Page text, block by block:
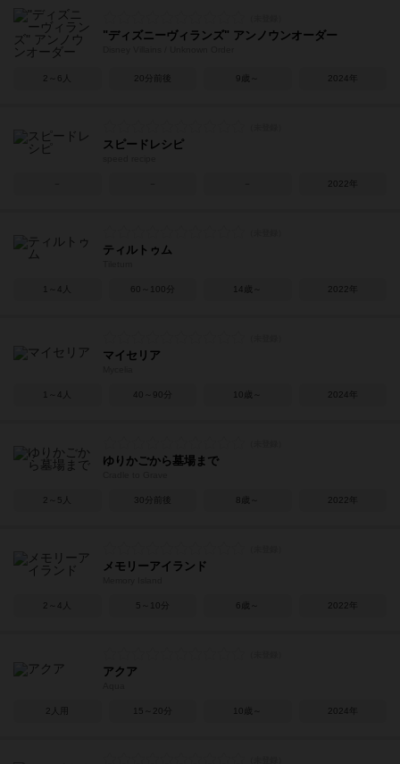
"ディズニーヴィランズ" アンノウンオーダー
2～6人 20分前後 9歳～ 2024年
スピードレシピ
2022年
ティルトゥム
1～4人 60～100分 14歳～ 2022年
マイセリア
1～4人 40～90分 10歳～ 2024年
ゆりかごから墓場まで
2～5人 30分前後 8歳～ 2022年
メモリーアイランド
2～4人 5～10分 6歳～ 2022年
アクア
2人用 15～20分 10歳～ 2024年